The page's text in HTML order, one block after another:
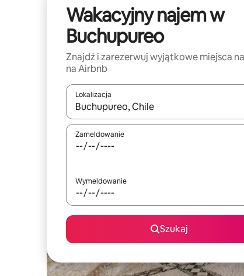
Wakacyjny najem w
Buchupureo
Znajdź i zarezerwuj wyjątkowe miejsca
na Airbnb
Lokalizacja
Gdy wyniki będą dostępne, możesz
Zameldowanie
Wymeldowanie
Szukaj